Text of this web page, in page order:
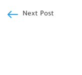
Next Post